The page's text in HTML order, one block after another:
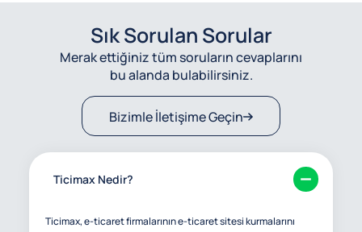
Sık Sorulan Sorular
Merak ettiğiniz tüm soruların cevaplarını
bu alanda bulabilirsiniz.
Bizimle İletişime Geçin
Ticimax Nedir?
Ticimax, e-ticaret firmalarının e-ticaret sitesi kurmalarını